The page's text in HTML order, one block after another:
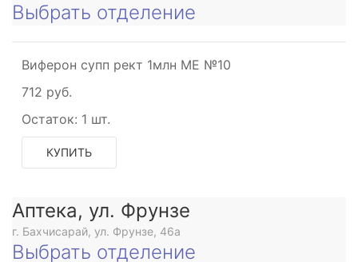
Выбрать отделение
Виферон супп рект 1млн МЕ №10
712 руб.
Остаток: 1 шт.
КУПИТЬ
Аптека, ул. Фрунзе
г. Бахчисарай, ул. Фрунзе, 46а
Выбрать отделение